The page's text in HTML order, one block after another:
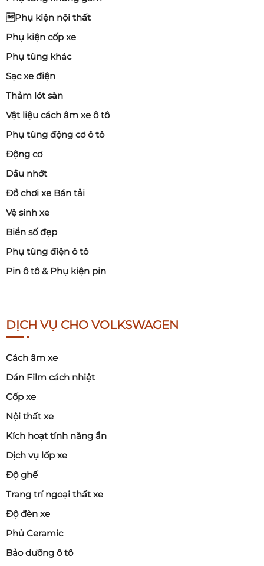
Phụ kiện nội thất
Phụ kiện cốp xe
Phụ tùng khác
Sạc xe điện
Thảm lót sàn
Vật liệu cách âm xe ô tô
Phụ tùng động cơ ô tô
Động cơ
Dầu nhớt
Đồ chơi xe Bán tải
Vệ sinh xe
Biển số đẹp
Phụ tùng điện ô tô
Pin ô tô & Phụ kiện pin
DỊCH VỤ CHO VOLKSWAGEN
Cách âm xe
Dán Film cách nhiệt
Cốp xe
Nội thất xe
Kích hoạt tính năng ẩn
Dịch vụ lốp xe
Độ ghế
Trang trí ngoại thất xe
Độ đèn xe
Phủ Ceramic
Bảo dưỡng ô tô